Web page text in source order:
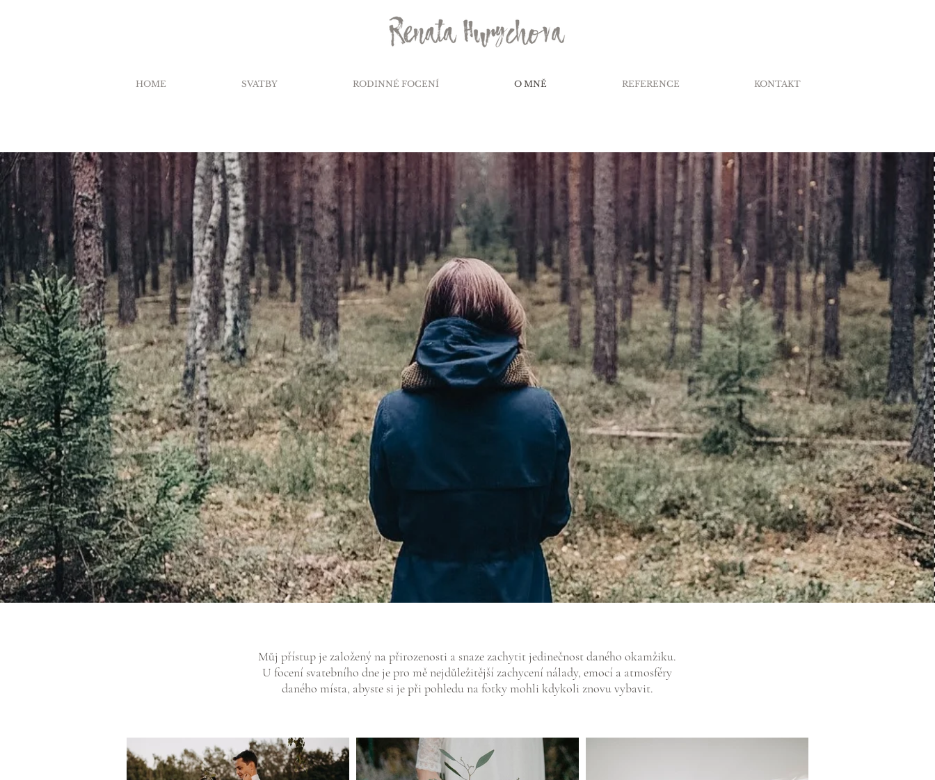
HOME SVATBY RODINNÉ FOCENÍ O MNĚ REFERENCE KONTAKT
Můj přístup je založený na přirozenosti a snaze zachytit jedinečnost daného okamžiku.
U focení svatebního dne je pro mě nejdůležitější zachycení nálady, emocí a atmosféry
daného místa, abyste si je při pohledu na fotky mohli kdykoli znovu vybavit.